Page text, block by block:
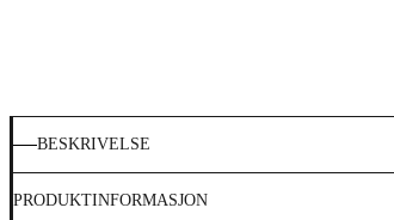
BESKRIVELSE
PRODUKTINFORMASJON